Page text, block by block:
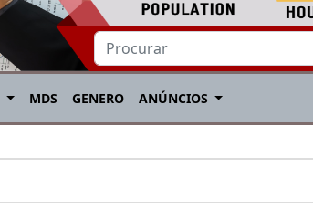
MDS GENERO ANÚNCIOS